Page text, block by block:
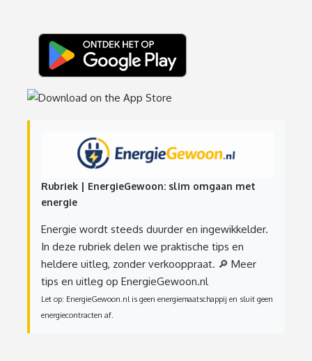
Rubriek | EnergieGewoon: slim omgaan met
energie
Energie wordt steeds duurder en ingewikkelder.
In deze rubriek delen we praktische tips en
heldere uitleg, zonder verkooppraat. 🔎 Meer
tips en uitleg op EnergieGewoon.nl
Let op: EnergieGewoon.nl is geen energiemaatschappij en sluit geen
energiecontracten af.